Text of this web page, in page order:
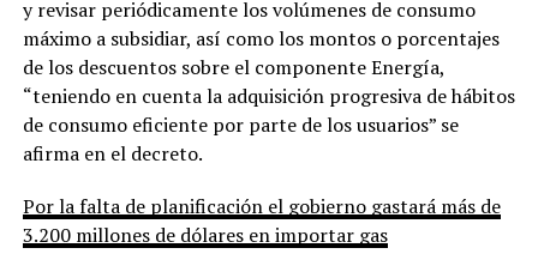
y revisar periódicamente los volúmenes de consumo
máximo a subsidiar, así como los montos o porcentajes
de los descuentos sobre el componente Energía,
“teniendo en cuenta la adquisición progresiva de hábitos
de consumo eficiente por parte de los usuarios” se
afirma en el decreto.
Por la falta de planificación el gobierno gastará más de
3.200 millones de dólares en importar gas